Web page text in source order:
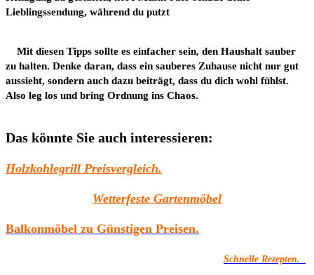
Lieblingssendung, während du putzt
Mit diesen Tipps sollte es einfacher sein, den Haushalt sauber
zu halten. Denke daran, dass ein sauberes Zuhause nicht nur gut
aussieht, sondern auch dazu beiträgt, dass du dich wohl fühlst.
Also leg los und bring Ordnung ins Chaos.
Das könnte Sie auch interessieren:
Holzkohlegrill Preisvergleich.
Wetterfeste Gartenmöbel
Balkonmöbel zu Günstigen Preisen.
Schnelle Rezepten.